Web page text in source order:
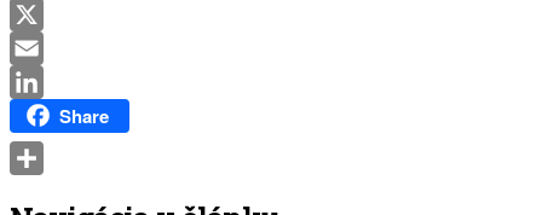
Facebook
X
Email
LinkedInShare